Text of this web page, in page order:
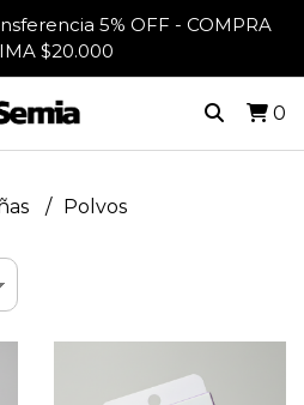
5% OFF - COMPRA
$20.000
0
Polvos